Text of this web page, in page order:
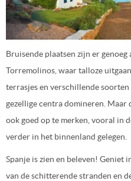
Bruisende plaatsen zijn er genoeg
Torremolinos, waar talloze
terrasjes en verschillende
gezellige centra domineren. Maar
ook goed op te merken, vooral in
verder in het binnenland gelegen.
Spanje is zien en beleven! Geniet
van de schitterende stranden en